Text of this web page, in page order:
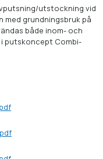
utstockning vid
grundningsbruk på
både inom- och
i putskoncept Combi-